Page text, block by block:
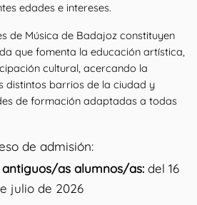
edades e intereses.
de Música de Badajoz constituyen
que fomenta la educación artística,
cultural, acercando la
distintos barrios de la ciudad y
de formación adaptadas a todas
de admisión:
as alumnos/as:del 16
julio de 2026